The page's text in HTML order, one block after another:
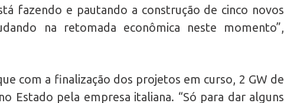
fazendo e pautando a construção de cinco novos
na retomada econômica neste momento”,
com a finalização dos projetos em curso, 2 GW de
Estado pela empresa italiana. “Só para dar alguns